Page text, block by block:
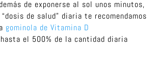
de exponerse al sol unos minutos,
de salud” diaria te recomendamos
gominola de Vitamina D
el 500% de la cantidad diaria